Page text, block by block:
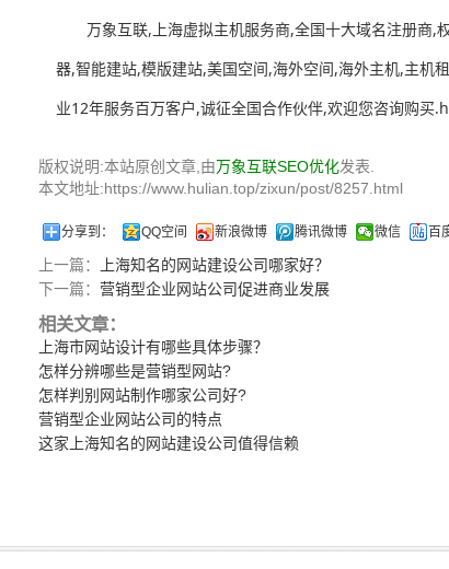
万象互联,上海虚拟主机服务商,全国十大域名注册商
器,智能建站,模版建站,美国空间,海外空间,海外主机,主
业12年服务百万客户,诚征全国合作伙伴,欢迎您咨询购
版权说明:本站原创文章,由万象互联SEO优化发表.
本文地址:https://www.hulian.top/zixun/post/8257.html
分享到： QQ空间 新浪微博 腾讯微博 微信 百
上一篇：
上海知名的网站建设公司哪家好？
下一篇： 营销型企业网站公司促进商业发展
相关文章：
上海市网站设计有哪些具体步骤？
怎样分辨哪些是营销型网站?
怎样判别网站制作哪家公司好?
营销型企业网站公司的特点
这家上海知名的网站建设公司值得信赖